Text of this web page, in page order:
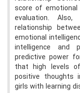
score of emotional
evaluation.
relationship
emotional
intelligence and
predictive power
that high levels
positive thoughts
girls with learning